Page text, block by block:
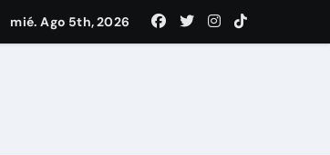
lo que muchos querían saber
noticia
mié. Ago 5th, 2026